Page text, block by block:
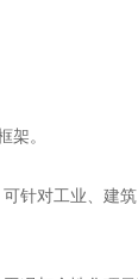
架。
对工业、建